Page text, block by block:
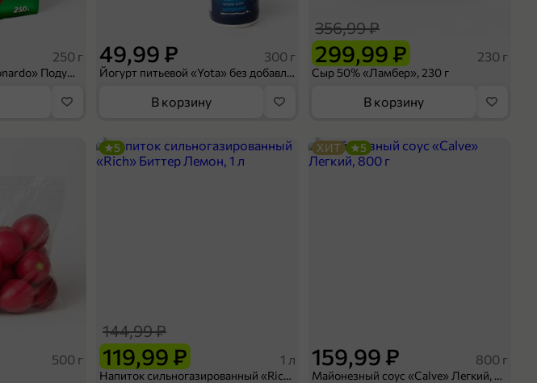
250 г
Готовый завтрак «Leonardo» Подушечки с шоколадно-ореховой начинкой, 250 г
49,99 ₽ 300 г
Йогурт питьевой «Yota» без добавления сахара, 300 г
В корзину
299,99 ₽
356,99 ₽
230 г
Сыр 50% «Ламбер», 230 г
В корзину
500 г 119,99 ₽
144,99 ₽
1 л
Напиток сильногазированный «Rich» Биттер Лемон, 1 л
5
159,99 ₽ 800 г
Майонезный соус «Calve» Легкий, 800 г
ХИТ 5